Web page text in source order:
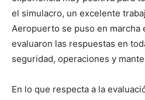
el simulacro, un excelente
Aeropuerto se puso en marcha
evaluaron las respuestas en
seguridad, operaciones y
En lo que respecta a la